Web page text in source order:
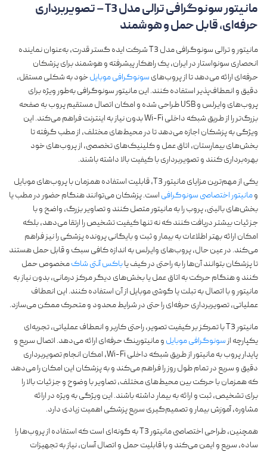
مانیتور سونوگرافی ترالی مدل T3 – تصویربرداری
حرفه‌ای، قابل حمل و هوشمند
مانیتور و
ترالی سونوگرافی مدل T3 شرکت ایده گستر قدرت، به‌عنوان نماینده
انحصاری سونواستار در ایران، یک راهکار پیشرفته و هوشمند برای پزشکان
حرفه‌ای ارائه می‌دهد تا از پروب‌های سونوگرافی موبایلخود به شکلی مستقل،
دقیق و انعطاف‌پذیر استفاده کنند. این مانیتور سونوگرافی به‌طور ویژه برای
پروب‌های وایرلس و USB طراحی شده و امکان اتصال مستقیم پروب به صفحه
بزرگ‌تر را از طریق شبکه داخلی Wi-Fi بدون نیاز به اینترنت فراهم می‌کند. این
ویژگی به پزشکان اجازه می‌دهد تا در محیط‌های مختلف، از مطب گرفته تا
بخش‌های بیمارستان، اتاق عمل و کلینیک‌های تخصصی، از پروب‌های خود
بهره‌برداری کنند و تصویربرداری با کیفیت بالا داشته باشند.
یکی از مهم‌ترین مزایای مانیتور T3، قابلیت استفاده همزمان با پروب‌های موبایل
ومانیتور اختصاصی سونوگرافی است. پزشکان می‌توانند هنگام حضور در مطب یا
بخش‌های بالینی، پروب را به مانیتور متصل کنند و تصاویر بزرگ، واضح و با
جزئیات بیشتر دریافت کنند که نه تنها کیفیت تشخیص را ارتقا می‌دهد، بلکه
امکان ارائه بهتر اطلاعات به بیمار و ثبت و بایگانی پرونده پزشکی را نیز فراهم
می‌کند. در عین حال، پروب‌های وایرلس به اندازه کافی سبک و قابل حمل هستند
تا پزشکان بتوانند آن‌ها را به راحتی در کیف یاباکس آنتی شاکمخصوص حمل
کنند و هنگام حرکت به اتاق عمل یا بخش‌های دیگر مرکز درمانی، بدون نیاز به
مانیتور و با اتصال به تبلت یا گوشی موبایل از آن استفاده کنند. این انعطاف
عملیاتی، تصویربرداری حرفه‌ای را حتی در شرایط محدود و متحرک ممکن می‌سازد.
مانیتور T3 با تمرکز بر کیفیت تصویر، راحتی کاربر و انعطاف عملیاتی، تجربه‌ای
یکپارچه از سونوگرافی موبایل و مانیتورینگ حرفه‌ای ارائه می‌دهد. اتصال سریع و
پایدار پروب به مانیتور از طریق شبکه داخلی Wi-Fi، امکان انجام تصویربرداری
دقیق و سریع در تمام طول روز را فراهم می‌کند و به پزشکان این امکان را می‌دهد
که همزمان با حرکت بین محیط‌های مختلف، تصاویر با وضوح و جزئیات بالا را
برای تشخیص، ثبت و ارائه به بیمار داشته باشند. این ویژگی به ویژه در ارائه
مشاوره، آموزش بیمار و تصمیم‌گیری سریع پزشکی اهمیت زیادی دارد.
همچنین، طراحی اختصاصی مانیتور T3 به گونه‌ای است که استفاده از پروب‌ها را
ساده، سریع و ایمن می‌کند و با قابلیت حمل و اتصال آسان، نیاز به تجهیزات